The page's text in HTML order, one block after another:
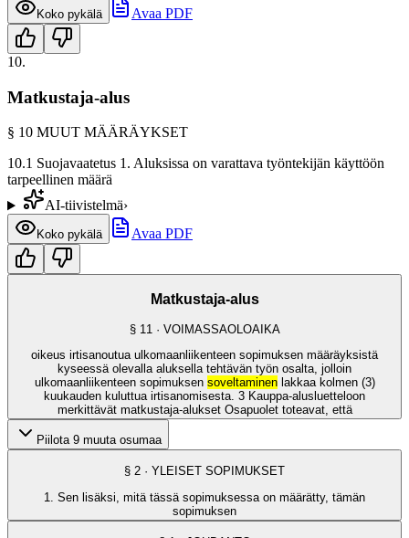
Koko pykälä Avaa PDF
10.
Matkustaja-alus
§ 10 MUUT MÄÄRÄYKSET
10.1 Suojavaatetus 1. Aluksissa on varattava työntekijän käyttöön
tarpeellinen määrä
AI-tiivistelmä›
Koko pykälä Avaa PDF
Matkustaja-alus
§ 11 · VOIMASSAOLOAIKA
oikeus irtisanoutua ulkomaanliikenteen sopimuksen määräyksistä
kyseessä olevalla aluksella tehtävän työn osalta, jolloin
ulkomaanliikenteen sopimuksen soveltaminenlakkaa kolmen (3)
kuukauden kuluttua irtisanomisesta. 3 Kauppa-alusluetteloon
merkittävät matkustaja-alukset Osapuolet toteavat, että
Piilota 9 muuta osumaa
§ 2 · YLEISET SOPIMUKSET
1. Sen lisäksi, mitä tässä sopimuksessa on määrätty, tämän
sopimuksen